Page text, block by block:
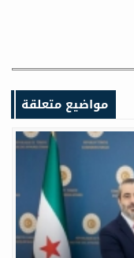
مواضيع متعلقة